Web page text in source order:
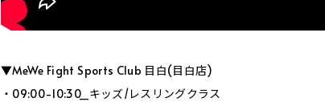
▼MeWe Fight Sports Club 目白(目白店)
・09:00-10:30_キッズ/レスリングクラス